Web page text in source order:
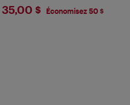
$35
35,00 $ Économisez 50 $